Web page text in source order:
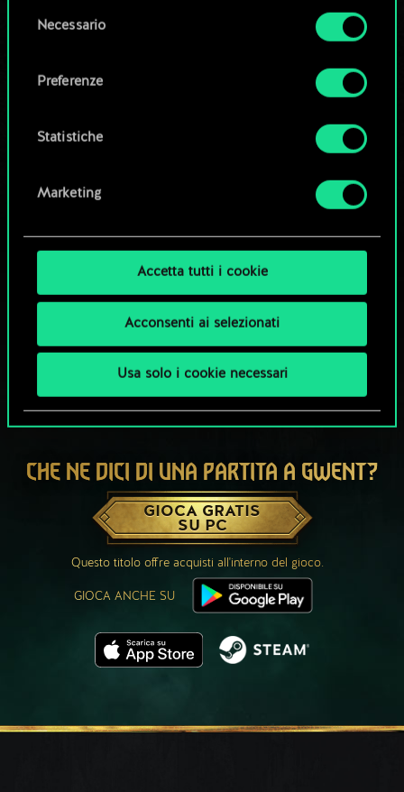
Tutti i dettagli su come utilizziamo i cookie e su
disponibili nel menu "Impostazioni" qui sotto.
delNecessario
Preferenze
Statistiche
Marketing
Accetta tutti i cookie
Acconsenti ai selezionati
Usa solo i cookie necessari
CHE NE DICI DI UNA PARTITA A GWENT?
GIOCA GRATIS
SU PC
Questo titolo offre acquisti all'interno del gioco.
GIOCA ANCHE SU